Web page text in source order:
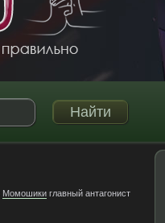
Момошикиглавный антагонист